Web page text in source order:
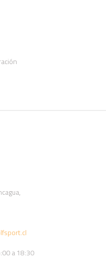
a 18:30